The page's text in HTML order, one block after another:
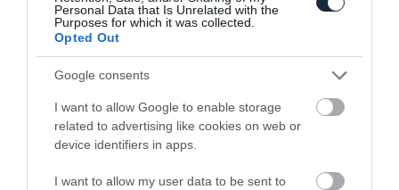
Personal Data that Is Unrelated with the
Purposes for which it was collected.
Opted Out
Google consents
I want to allow Google to enable storage
related to advertising like cookies on web or
device identifiers in apps.
I want to allow my user data to be sent to